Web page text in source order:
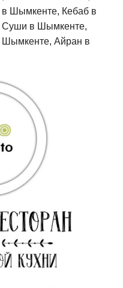
Шымкенте, Кебаб в
в Шымкенте,
Айран в